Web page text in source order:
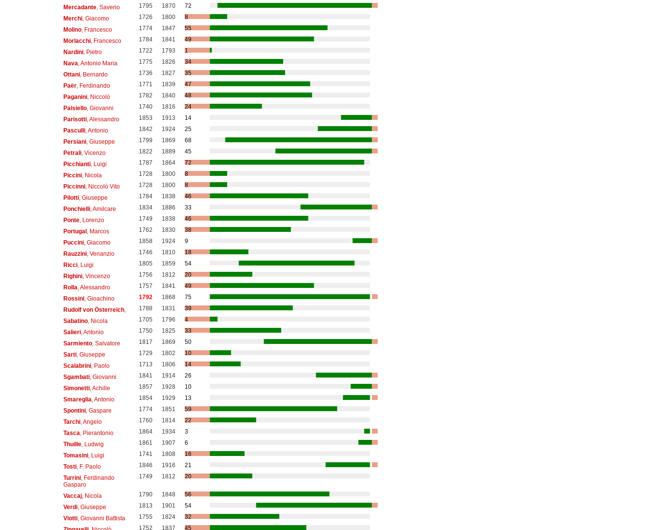
Mercadante, Saverio 1795 1870
72
Merchi, Giacomo 1726 1800
8
Molino, Francesco 1774 1847
55
Morlacchi, Francesco 1784 1841
49
Nardini, Pietro 1722 1793
1
Nava , Antonio Maria 1775 1826
34
Ottani, Bernardo 1736 1827
35
Paër, Ferdinando 1771 1839
47
Paganini, Niccolò 1782 1840
48
Paisiello, Giovanni 1740 1816
24
Parisotti, Alessandro 1853 1913
14
Pasculli, Antonio 1842 1924
25
Persiani, Giuseppe 1799 1869
68
Petrali, Vicenzo 1822 1889
45
Picchianti, Luigi 1787 1864
72
Piccini, Nicola 1728 1800
8
Piccinni, Niccolò Vito 1728 1800
8
Pilotti, Giuseppe 1784 1838
46
Ponchielli, Amilcare 1834 1886
33
Ponte, Lorenzo 1749 1838
46
Portugal, Marcos 1762 1830
38
Puccini, Giacomo 1858 1924
9
Rauzzini, Venanzio 1746 1810
18
Ricci, Luigi 1805 1859
54
Righini, Vincenzo 1756 1812
20
Rolla , Alessandro 1757 1841
49
Rossini, Gioachino 1792 1868
75
Rudolf von Österreich, 1788 1831
39
Sabatino, Nicola 1705 1796
4
Salieri, Antonio 1750 1825
33
Sarmiento, Salvatore 1817 1869
50
Sarti, Giuseppe 1729 1802
10
Scalabrini, Paolo 1713 1806
14
Sgambati, Giovanni 1841 1914
26
Simonetti, Achille 1857 1928
10
Smareglia , Antonio 1854 1929
13
Spontini, Gaspare 1774 1851
59
Tarchi, Angelo 1760 1814
22
Tasca , Pierantonio 1864 1934
3
Thuille, Ludwig 1861 1907
6
Tomasini, Luigi 1741 1808
16
Tosti, F. Paolo 1846 1916
21
Turrini, Ferdinando
Gasparo
1749 1812 20
Vaccaj, Nicola 1790 1848
56
Verdi, Giuseppe 1813 1901
54
Viotti, Giovanni Battista 1755 1824
32
1752 1837 45